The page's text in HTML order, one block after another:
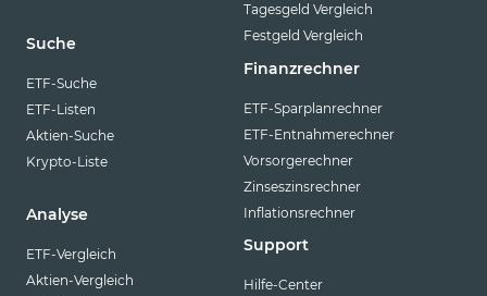
Suche
ETF-Suche
ETF-Listen
Aktien-Suche
Krypto-Liste
Analyse
ETF-Vergleich
Aktien-Vergleich
Tagesgeld Vergleich
Festgeld Vergleich
Finanzrechner
ETF-Sparplanrechner
ETF-Entnahmerechner
Vorsorgerechner
Zinseszinsrechner
Inflationsrechner
Support
Hilfe-Center